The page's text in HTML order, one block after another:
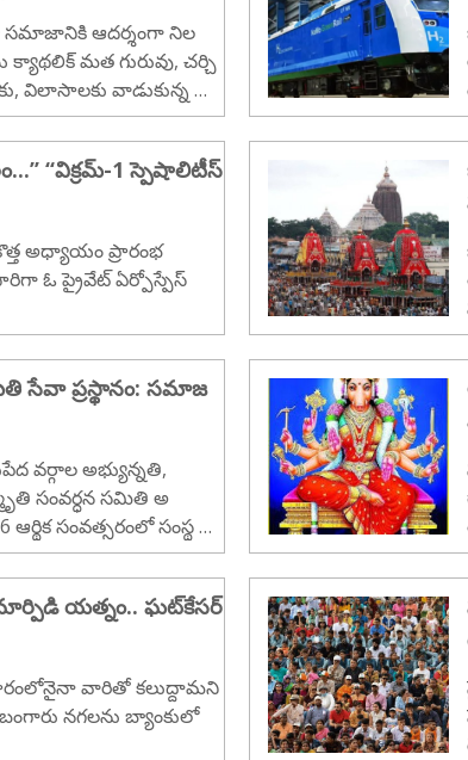
సమాజానికి ఆదర్శంగా నిల
మత గురువు, చర్చి
విలాసాలకు వాడుకున్న ఘ
‘‘విక్రమ్-1 స్పెషాలిటీస్
అధ్యాయం ప్రారంభ
ఓ ప్రైవేట్ ఏర్పోస్పేస్
సేవా ప్రస్థానం: సమాజ
వర్గాల అభ్యున్నతి,
సంవర్ధన సమితి అ
ఆర్థిక సంవత్సరంలో సంస్థ ఎ
సేవా కార్యక్రమాలను విజయ
వైద్యం, విద్య, సాంకేతిక
సహాయ రంగాలలో వైవిధ్య
ఈ పనుల ద్వారా వేలాది
సమగ్ర విషయాలను
యత్నం.. ఘట్‌కేసర్
వారితో కలుద్దామని
నగలను బ్యాంకులో